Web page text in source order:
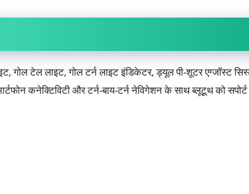
गोल टेल लाइट, गोल टर्न लाइट इंडिकेटर, ड्यूल पी-शूटर एग्जॉस्ट
कनेक्टिविटी और टर्न-बाय-टर्न नेविगेशन के साथ ब्लूटूथ को